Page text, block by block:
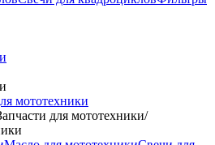
мототехники
для мототехники/